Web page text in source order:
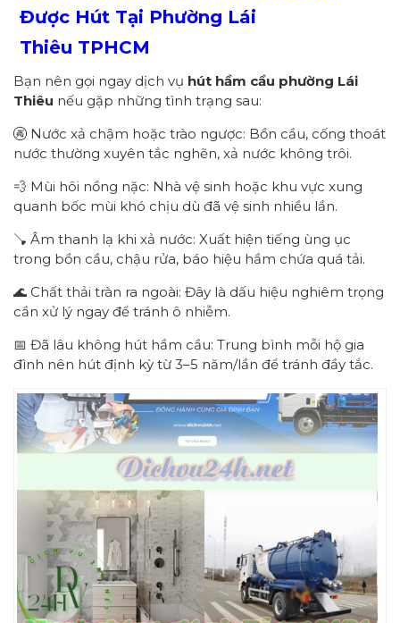
Được Hút Tại Phường Lái
Thiêu TPHCM
Bạn nên gọi ngay dịch vụ hút hầm cầu phường Lái
Thiêu nếu gặp những tình trạng sau:
🚱 Nước xả chậm hoặc trào ngược: Bồn cầu, cống thoát
nước thường xuyên tắc nghẽn, xả nước không trôi.
💨 Mùi hôi nồng nặc: Nhà vệ sinh hoặc khu vực xung
quanh bốc mùi khó chịu dù đã vệ sinh nhiều lần.
🪠 Âm thanh lạ khi xả nước: Xuất hiện tiếng ùng ục
trong bồn cầu, chậu rửa, báo hiệu hầm chứa quá tải.
🌊 Chất thải tràn ra ngoài: Đây là dấu hiệu nghiêm trọng
cần xử lý ngay để tránh ô nhiễm.
📅 Đã lâu không hút hầm cầu: Trung bình mỗi hộ gia
đình nên hút định kỳ từ 3–5 năm/lần để tránh đầy tắc.